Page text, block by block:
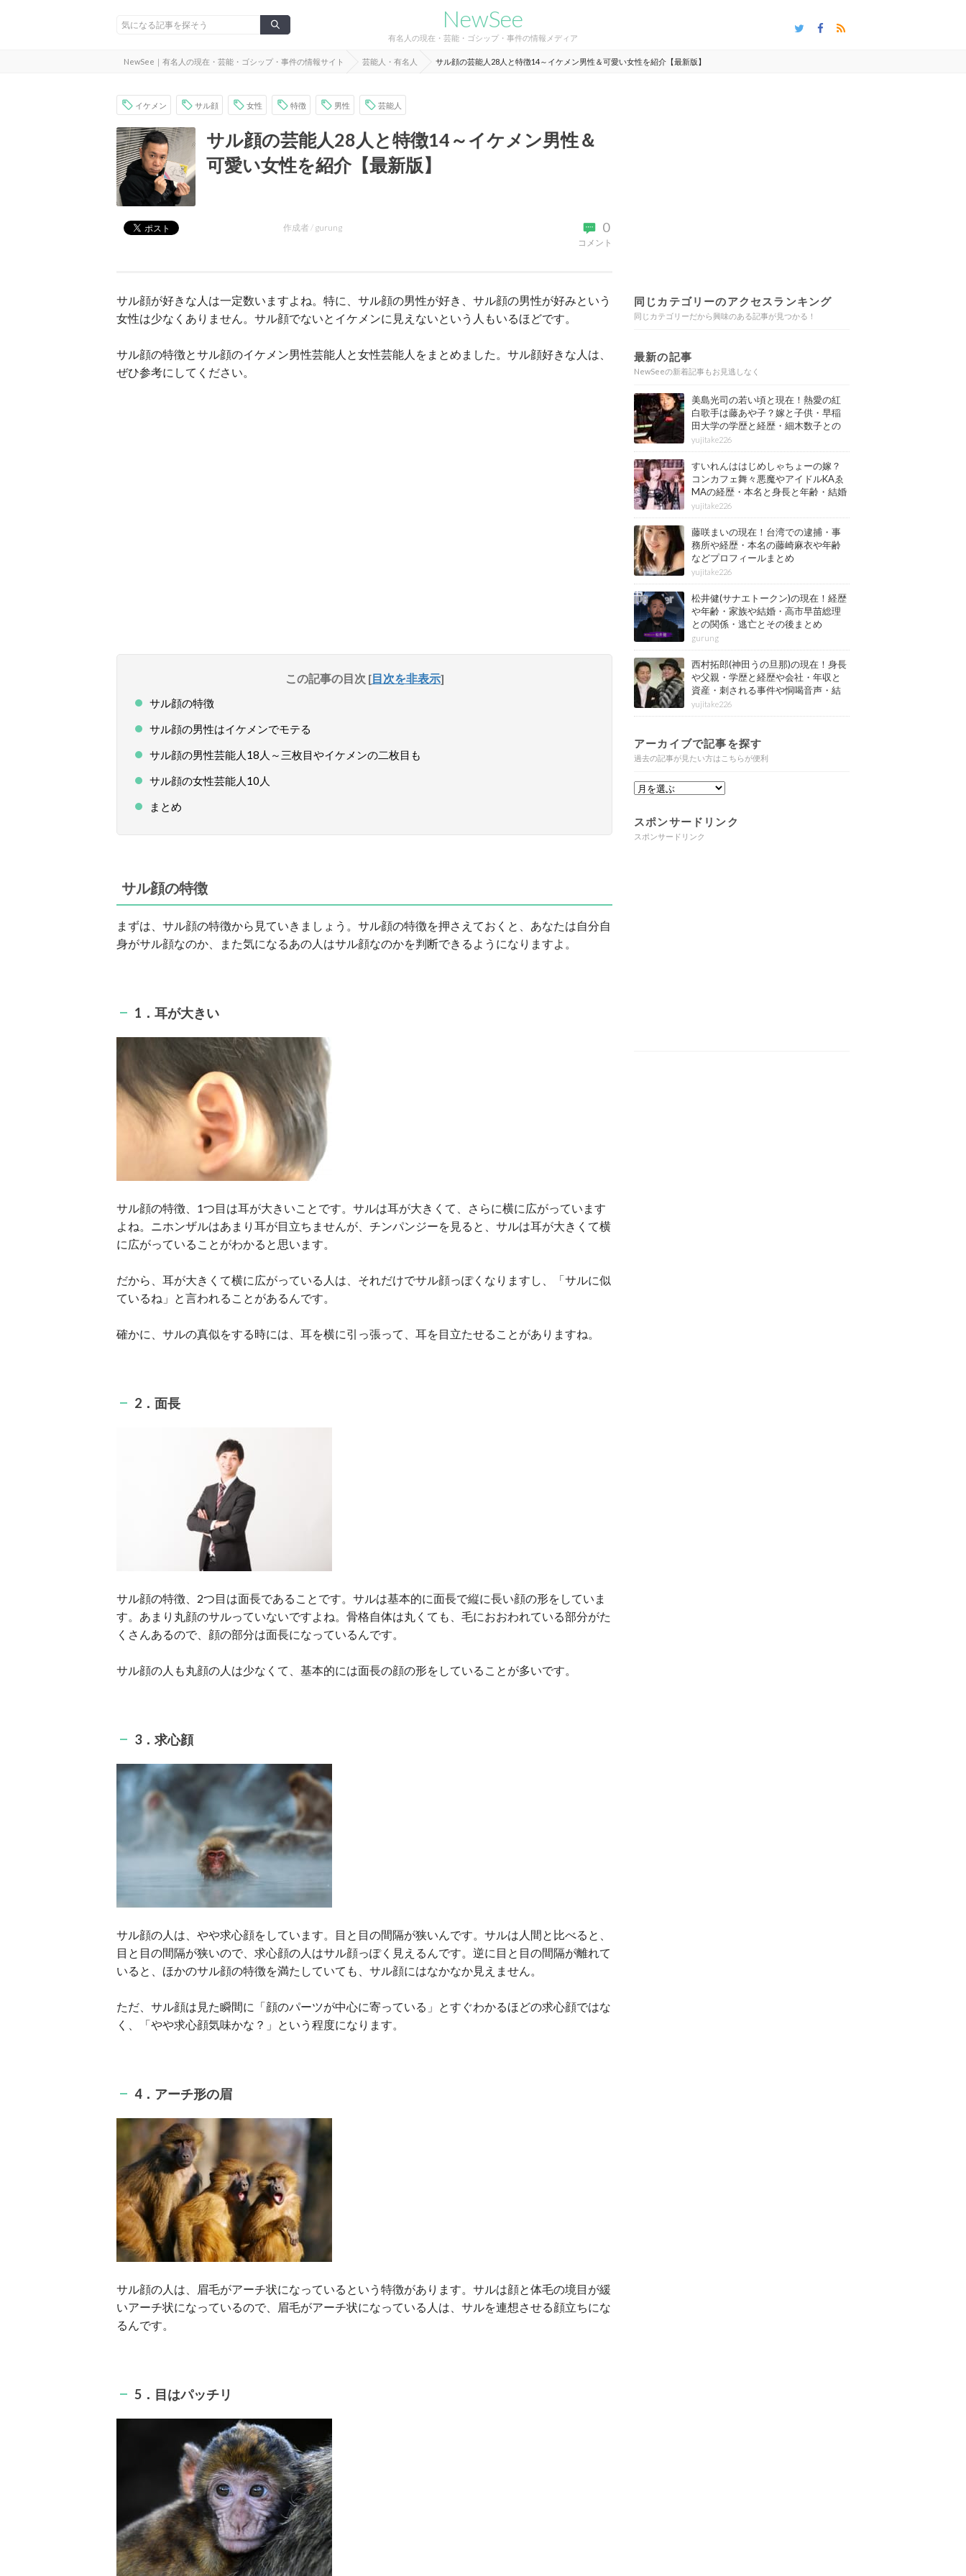
NewSee
有名人の現在・芸能・ゴシップ・事件の情報メディア
NewSee｜有名人の現在・芸能・ゴシップ・事件の情報サイト 芸能人・有名人 サル顔の芸能人28人と特徴14～イケメン男性＆可愛い女性を紹介【最新版】
イケメン サル顔 女性 特徴 男性 芸能人
サル顔の芸能人28人と特徴14～イケメン男性＆
可愛い女性を紹介【最新版】
0
コメント
作成者 / gurung
サル顔が好きな人は一定数いますよね。特に、サル顔の男性が好き、サル顔の男性が好みという
女性は少なくありません。サル顔でないとイケメンに見えないという人もいるほどです。
サル顔の特徴とサル顔のイケメン男性芸能人と女性芸能人をまとめました。サル顔好きな人は、
ぜひ参考にしてください。
この記事の目次 [目次を非表示]
サル顔の特徴
サル顔の男性はイケメンでモテる
サル顔の男性芸能人18人～三枚目やイケメンの二枚目も
サル顔の女性芸能人10人
まとめ
サル顔の特徴
まずは、サル顔の特徴から見ていきましょう。サル顔の特徴を押さえておくと、あなたは自分自
身がサル顔なのか、また気になるあの人はサル顔なのかを判断できるようになりますよ。
1．耳が大きい
サル顔の特徴、1つ目は耳が大きいことです。サルは耳が大きくて、さらに横に広がっています
よね。ニホンザルはあまり耳が目立ちませんが、チンパンジーを見ると、サルは耳が大きくて横
に広がっていることがわかると思います。
だから、耳が大きくて横に広がっている人は、それだけでサル顔っぽくなりますし、「サルに似
ているね」と言われることがあるんです。
確かに、サルの真似をする時には、耳を横に引っ張って、耳を目立たせることがありますね。
2．面長
サル顔の特徴、2つ目は面長であることです。サルは基本的に面長で縦に長い顔の形をしていま
す。あまり丸顔のサルっていないですよね。骨格自体は丸くても、毛におおわれている部分がた
くさんあるので、顔の部分は面長になっているんです。
サル顔の人も丸顔の人は少なくて、基本的には面長の顔の形をしていることが多いです。
3．求心顔
サル顔の人は、やや求心顔をしています。目と目の間隔が狭いんです。サルは人間と比べると、
目と目の間隔が狭いので、求心顔の人はサル顔っぽく見えるんです。逆に目と目の間隔が離れて
いると、ほかのサル顔の特徴を満たしていても、サル顔にはなかなか見えません。
ただ、サル顔は見た瞬間に「顔のパーツが中心に寄っている」とすぐわかるほどの求心顔ではな
く、「やや求心顔気味かな？」という程度になります。
4．アーチ形の眉
サル顔の人は、眉毛がアーチ状になっているという特徴があります。サルは顔と体毛の境目が緩
いアーチ状になっているので、眉毛がアーチ状になっている人は、サルを連想させる顔立ちにな
るんです。
5．目はパッチリ
同じカテゴリーのアクセスランキング
同じカテゴリーだから興味のある記事が見つかる！
最新の記事
NewSeeの新着記事もお見逃しなく
美島光司の若い頃と現在！熱愛の紅
白歌手は藤あや子？嫁と子供・早稲
田大学の学歴と経歴・細木数子との
確執もまとめ
yujitake226
すいれんははじめしゃちょーの嫁？
コンカフェ舞々悪魔やアイドルKAゑ
MAの経歴・本名と身長と年齢・結婚
情報もまとめ
yujitake226
藤咲まいの現在！台湾での逮捕・事
務所や経歴・本名の藤崎麻衣や年齢
などプロフィールまとめ
yujitake226
松井健(サナエトークン)の現在！経歴
や年齢・家族や結婚・高市早苗総理
との関係・逃亡とその後まとめ
gurung
西村拓郎(神田うの旦那)の現在！身長
や父親・学歴と経歴や会社・年収と
資産・刺される事件や恫喝音声・結
婚と子供や自宅・脳梗塞の病気もま
とめ
yujitake226
アーカイブで記事を探す
過去の記事が見たい方はこちらが便利
スポンサードリンク
スポンサードリンク